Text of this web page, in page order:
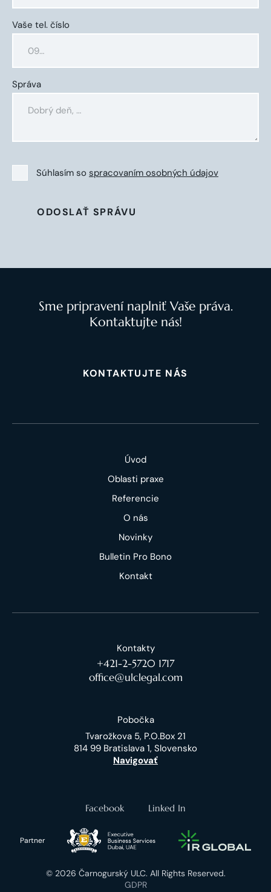
Vaše tel. číslo
Správa
Súhlasím so spracovaním osobných údajov
ODOSLAŤ SPRÁVU
Sme pripravení naplniť Vaše práva.
Kontaktujte nás!
KONTAKTUJTE NÁS
Úvod
Oblasti praxe
Referencie
O nás
Novinky
Bulletin Pro Bono
Kontakt
Kontakty
+421-2-5720 1717
office@ulclegal.com
Pobočka
Tvarožkova 5, P.O.Box 21
814 99 Bratislava 1, Slovensko
Navigovať
Facebook Linked In
Partner
© 2026 Čarnogurský ULC. All Rights Reserved.
GDPR